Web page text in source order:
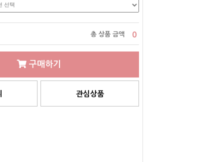
총 상품 금액 0
구매하기
관심상품